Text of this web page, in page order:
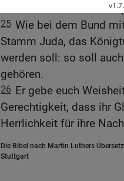
Nachkommen das
25 Wie bei dem Bund
Stamm Juda, das
werden soll: so soll
gehören.
26 Er gebe euch
Gerechtigkeit, dass ihr
Herrlichkeit für ihre
Die Bibel nach Martin Luthers
Stuttgart